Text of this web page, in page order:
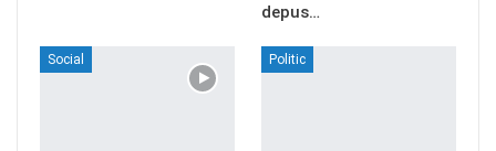
depus…
Social Politic